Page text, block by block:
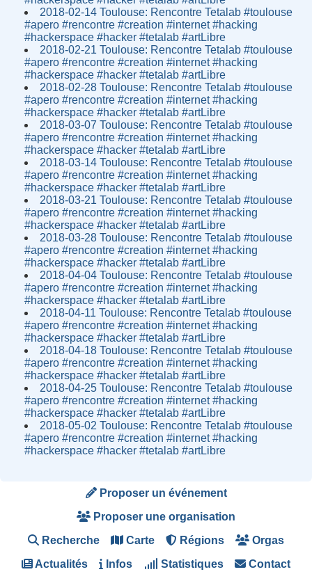
2018-02-14 Toulouse: Rencontre Tetalab #toulouse
#apero #rencontre #creation #internet #hacking
#hackerspace #hacker #tetalab #artLibre
2018-02-21 Toulouse: Rencontre Tetalab #toulouse
#apero #rencontre #creation #internet #hacking
#hackerspace #hacker #tetalab #artLibre
2018-02-28 Toulouse: Rencontre Tetalab #toulouse
#apero #rencontre #creation #internet #hacking
#hackerspace #hacker #tetalab #artLibre
2018-03-07 Toulouse: Rencontre Tetalab #toulouse
#apero #rencontre #creation #internet #hacking
#hackerspace #hacker #tetalab #artLibre
2018-03-14 Toulouse: Rencontre Tetalab #toulouse
#apero #rencontre #creation #internet #hacking
#hackerspace #hacker #tetalab #artLibre
2018-03-21 Toulouse: Rencontre Tetalab #toulouse
#apero #rencontre #creation #internet #hacking
#hackerspace #hacker #tetalab #artLibre
2018-03-28 Toulouse: Rencontre Tetalab #toulouse
#apero #rencontre #creation #internet #hacking
#hackerspace #hacker #tetalab #artLibre
2018-04-04 Toulouse: Rencontre Tetalab #toulouse
#apero #rencontre #creation #internet #hacking
#hackerspace #hacker #tetalab #artLibre
2018-04-11 Toulouse: Rencontre Tetalab #toulouse
#apero #rencontre #creation #internet #hacking
#hackerspace #hacker #tetalab #artLibre
2018-04-18 Toulouse: Rencontre Tetalab #toulouse
#apero #rencontre #creation #internet #hacking
#hackerspace #hacker #tetalab #artLibre
2018-04-25 Toulouse: Rencontre Tetalab #toulouse
#apero #rencontre #creation #internet #hacking
#hackerspace #hacker #tetalab #artLibre
2018-05-02 Toulouse: Rencontre Tetalab #toulouse
#apero #rencontre #creation #internet #hacking
#hackerspace #hacker #tetalab #artLibre
Proposer un événement
Proposer une organisation
Recherche Carte Régions Orgas
Actualités Infos Statistiques Contact